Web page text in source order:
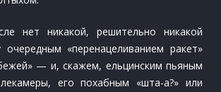
нет никакой, решительно никакой
«перенацеливанием ракет»
— и, скажем, ельцинским пьяным
его похабным «шта-а?» или